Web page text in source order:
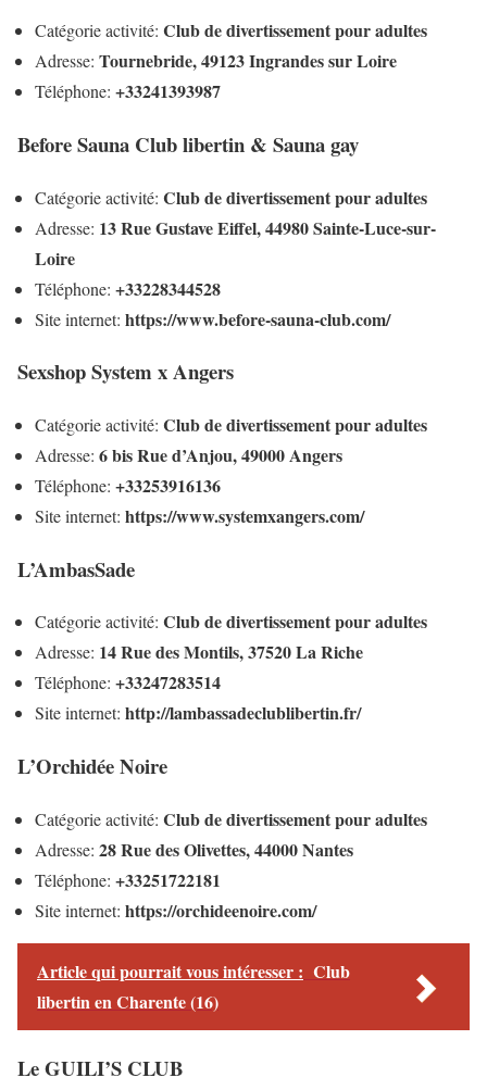
Catégorie activité: Club de divertissement pour adultes
Adresse: Tournebride, 49123 Ingrandes sur Loire
Téléphone: +33241393987
Before Sauna Club libertin & Sauna gay
Catégorie activité: Club de divertissement pour adultes
Adresse: 13 Rue Gustave Eiffel, 44980 Sainte-Luce-sur-
Loire
Téléphone: +33228344528
Site internet: https://www.before-sauna-club.com/
Sexshop System x Angers
Catégorie activité: Club de divertissement pour adultes
Adresse: 6 bis Rue d’Anjou, 49000 Angers
Téléphone: +33253916136
Site internet: https://www.systemxangers.com/
L’AmbasSade
Catégorie activité: Club de divertissement pour adultes
Adresse: 14 Rue des Montils, 37520 La Riche
Téléphone: +33247283514
Site internet: http://lambassadeclublibertin.fr/
L’Orchidée Noire
Catégorie activité: Club de divertissement pour adultes
Adresse: 28 Rue des Olivettes, 44000 Nantes
Téléphone: +33251722181
Site internet: https://orchideenoire.com/
Article qui pourrait vous intéresser : Club
libertin en Charente (16)
Le GUILI’S CLUB